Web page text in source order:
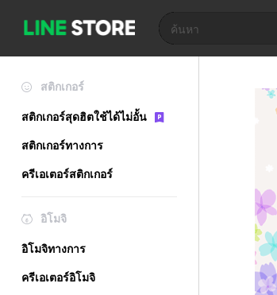
สติกเกอร์
สติกเกอร์สุดฮิตใช้ได้ไม่อั้น
สติกเกอร์ทางการ
ครีเอเตอร์สติกเกอร์
อิโมจิ
อิโมจิทางการ
ครีเอเตอร์อิโมจิ